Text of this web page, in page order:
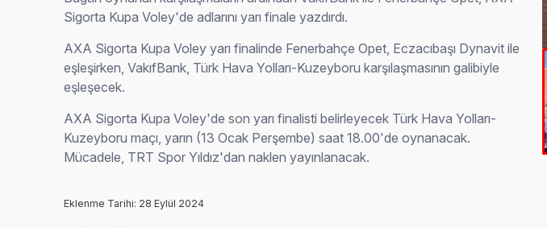
Sigorta Kupa Voley'de adlarını yarı finale yazdırdı.
AXA Sigorta Kupa Voley yarı finalinde Fenerbahçe Opet, Eczacıbaşı Dynavit ile
eşleşirken, VakıfBank, Türk Hava Yolları-Kuzeyboru karşılaşmasının galibiyle
eşleşecek.
AXA Sigorta Kupa Voley'de son yarı finalisti belirleyecek Türk Hava Yolları-
Kuzeyboru maçı, yarın (13 Ocak Perşembe) saat 18.00'de oynanacak.
Mücadele, TRT Spor Yıldız'dan naklen yayınlanacak.
Eklenme Tarihi: 28 Eylül 2024